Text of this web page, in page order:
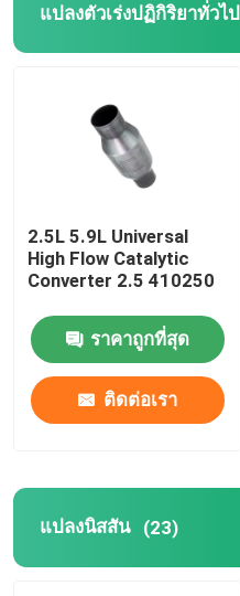
แปลงตัวเร่งปฏิกิริยาทั่วไป
2.5L 5.9L Universal
High Flow Catalytic
Converter 2.5 410250
ราคาถูกที่สุด
ติดต่อเรา
แปลงนิสสัน (23)